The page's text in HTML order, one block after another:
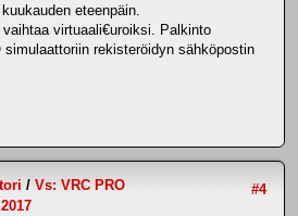
eteenpäin.
virtuaali€uroiksi. Palkinto
simulaattoriin rekisteröidyn sähköpostin
#4
/ Vs: VRC PRO